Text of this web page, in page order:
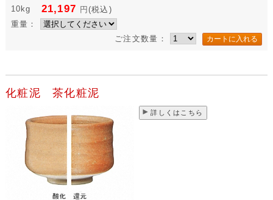
10kg
21,197 円(税込)
重量：
ご注文数量：
化粧泥 茶化粧泥
詳しくはこちら